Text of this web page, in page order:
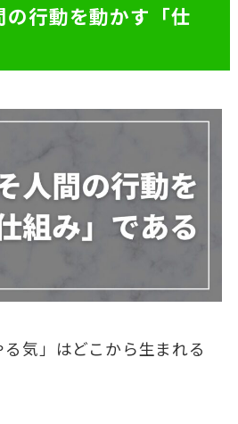
の行動を動かす「仕
気」はどこから生まれる